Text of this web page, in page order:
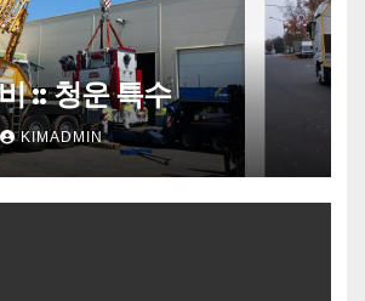
:: 청운 특수
KIMADMIN